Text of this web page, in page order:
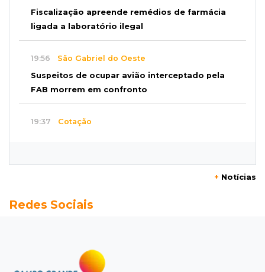
Fiscalização apreende remédios de farmácia
ligada a laboratório ilegal
19:56 São Gabriel do Oeste
Suspeitos de ocupar avião interceptado pela
FAB morrem em confronto
19:37 Cotação
Foragido que se passava por pastor morre
Certidão
Em MS, uma criança é registrada sem o nome
+ Notícias
Redes Sociais